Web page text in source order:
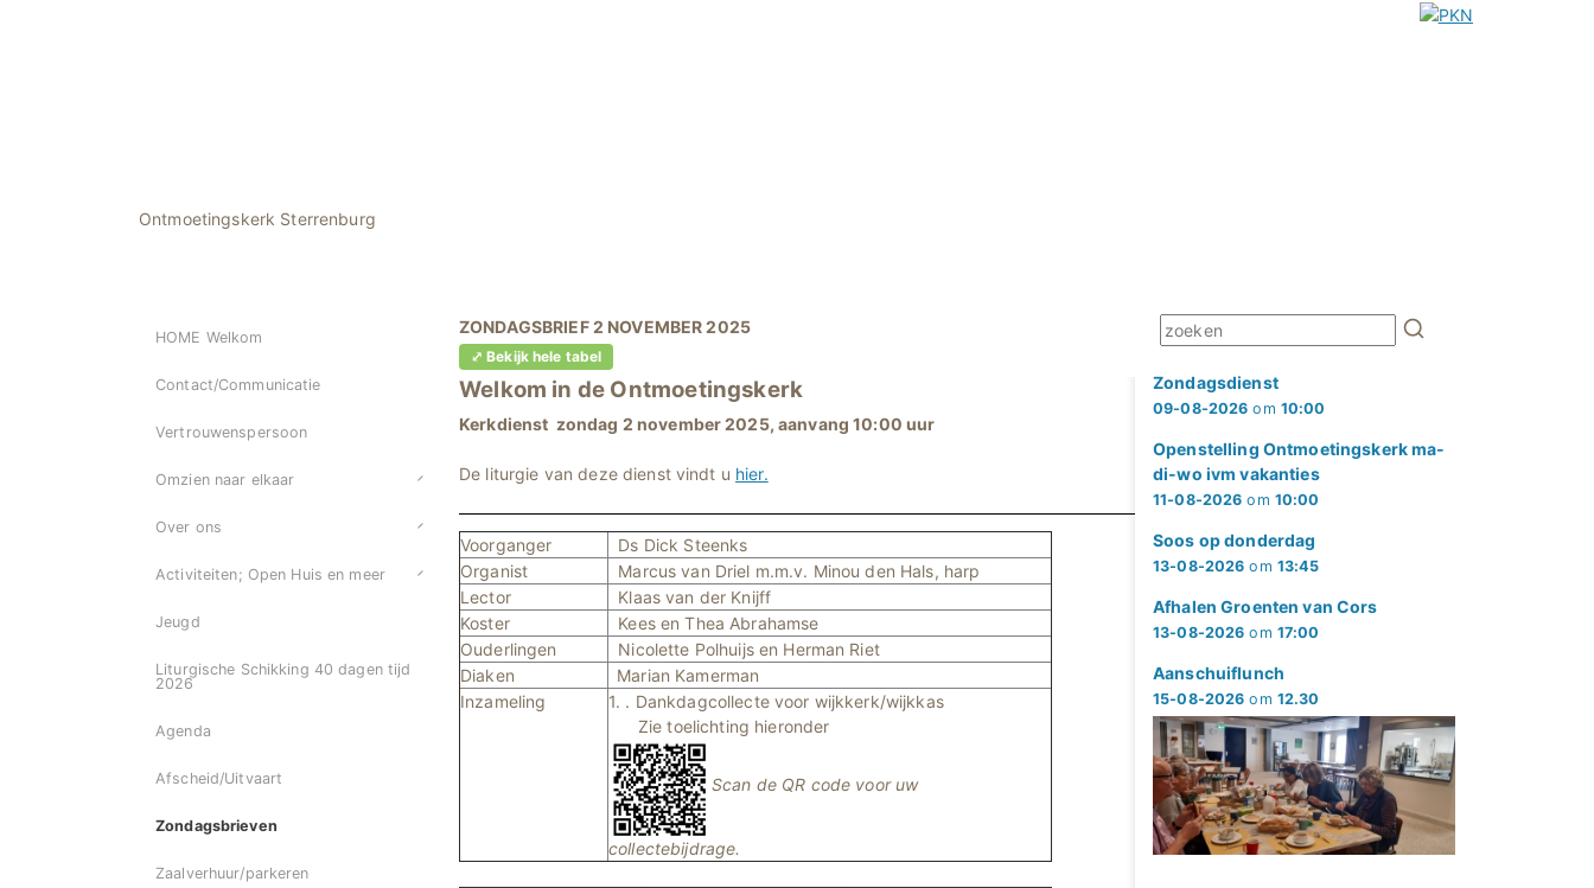
Ontmoetingskerk Sterrenburg
HOME Welkom
Contact/Communicatie
Vertrouwenspersoon
Omzien naar elkaar
Over ons
Activiteiten; Open Huis en meer
Jeugd
Liturgische Schikking 40 dagen tijd
2026
Agenda
Afscheid/Uitvaart
Zondagsbrieven
Zaalverhuur/parkeren
ZONDAGSBRIEF 2 NOVEMBER 2025
⤢ Bekijk hele tabel
Welkom in de Ontmoetingskerk
Kerkdienst zondag 2 november 2025, aanvang 10:00 uur
De liturgie van deze dienst vindt u hier.
Voorganger
Ds Dick Steenks
Organist
Marcus van Driel m.m.v. Minou den Hals, harp
Lector
Klaas van der Knijff
Koster
Kees en Thea Abrahamse
Ouderlingen
Nicolette Polhuijs en Herman Riet
Diaken
Marian Kamerman
Inzameling
1. . Dankdagcollecte voor wijkkerk/wijkkas
Zie toelichting hieronder
Scan de QR code voor uw
collectebijdrage.
Zondagsdienst
09-08-2026 om 10:00
Openstelling Ontmoetingskerk ma-
di-wo ivm vakanties
11-08-2026 om 10:00
Soos op donderdag
13-08-2026 om 13:45
Afhalen Groenten van Cors
13-08-2026 om 17:00
Aanschuiflunch
15-08-2026 om 12.30